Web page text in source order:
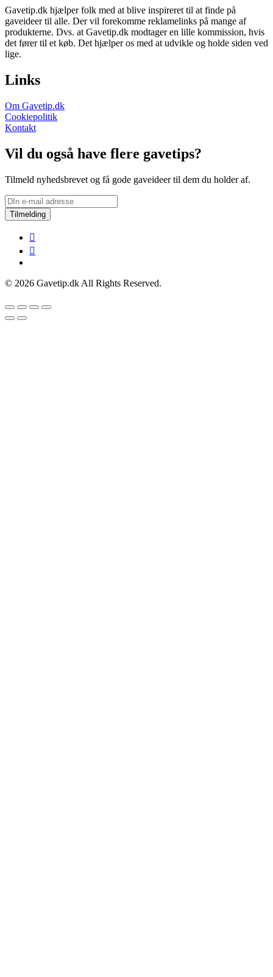
Gavetip.dk hjælper folk med at blive inspireret til at finde på
gaveideer til alle. Der vil forekomme reklamelinks på mange af
produkterne. Dvs. at Gavetip.dk modtager en lille kommission, hvis
det fører til et køb. Det hjælper os med at udvikle og holde siden ved
lige.
Links
Om Gavetip.dk
Cookiepolitik
Kontakt
Vil du også have flere gavetips?
Tilmeld nyhedsbrevet og få gode gaveideer til dem du holder af.
Tilmelding
© 2026 Gavetip.dk All Rights Reserved.